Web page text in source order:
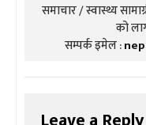
समाचार / स्वास्थ्य
को
सम्पर्क इमेल :